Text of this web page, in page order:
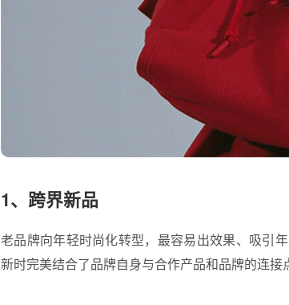
1、跨界新品
老品牌向年轻时尚化转型，最容易出效果、吸引
新时完美结合了品牌自身与合作产品和品牌的连接